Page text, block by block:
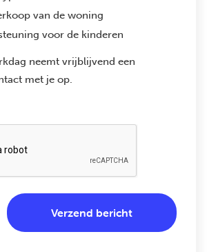
van de woning
voor de kinderen
neemt vrijblijvend een
met je op.